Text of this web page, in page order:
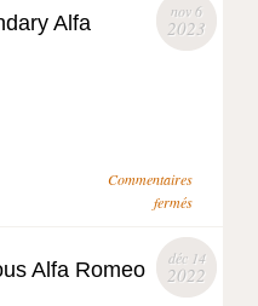
nov 6
2023
Alfa
Commentaires
fermés
déc 14
2022
Alfa Romeo